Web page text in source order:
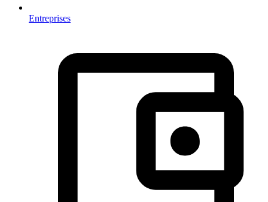
Entreprises